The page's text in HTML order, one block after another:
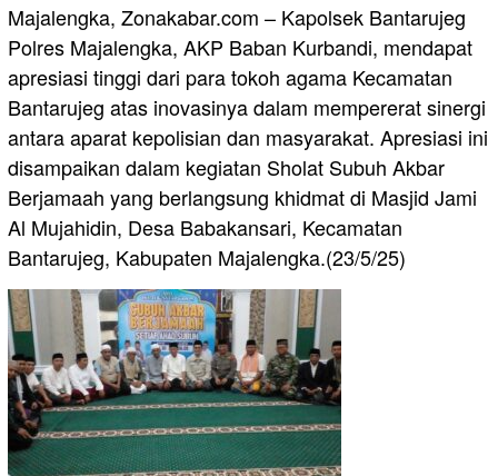
Majalengka, Zonakabar.com – Kapolsek Bantarujeg
Polres Majalengka, AKP Baban Kurbandi, mendapat
apresiasi tinggi dari para tokoh agama Kecamatan
Bantarujeg atas inovasinya dalam mempererat sinergi
antara aparat kepolisian dan masyarakat. Apresiasi ini
disampaikan dalam kegiatan Sholat Subuh Akbar
Berjamaah yang berlangsung khidmat di Masjid Jami
Al Mujahidin, Desa Babakansari, Kecamatan
Bantarujeg, Kabupaten Majalengka.(23/5/25)